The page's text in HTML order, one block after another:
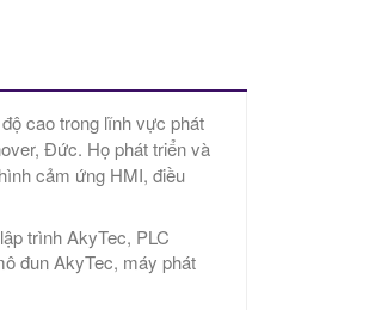
cao trong lĩnh vực phát
Đức. Họ phát triển và
cảm ứng HMI, điều
trình AkyTec, PLC
đun AkyTec, máy phát